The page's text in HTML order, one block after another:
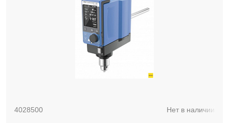
4028500 Нет в наличии